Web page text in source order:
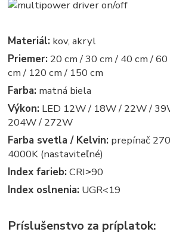
Materiál: kov, akryl
Priemer: 20 cm / 30 cm / 40 cm /
cm / 120 cm / 150 cm
Farba: matná biela
Výkon: LED 12W / 18W / 22W /
204W / 272W
Farba svetla / Kelvin: prepínač
4000K (nastaviteľné)
Index farieb: CRI˃90
Index oslnenia: UGR<19
Príslušenstvo za príplatok: